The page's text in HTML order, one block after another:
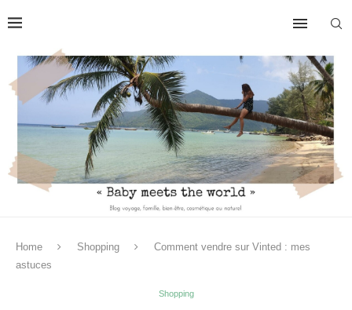
Home Shopping
Comment vendre sur Vinted : mes
astuces
Shopping